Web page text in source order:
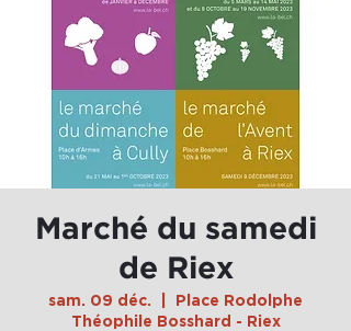
Marché du samedi
de Riex
sam. 09 déc.
Place Rodolphe
Théophile Bosshard - Riex